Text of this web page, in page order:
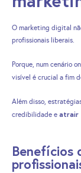
O marketing digital
profissionais liberais.
Porque, num cenário
visível é crucial a fim
Além disso,
credibilidade e atrair
Benefícios